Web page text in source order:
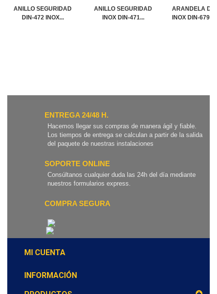
ANILLO SEGURIDAD
DIN-472 INOX...
ANILLO SEGURIDAD
INOX DIN-471...
ARANDELA
INOX DIN-
ENTREGA 24/48 H.
Hacemos llegar sus compras de manera ágil y fiable.
Los tiempos de entrega se calculan a partir de la salida
del paquete de nuestras instalaciones
SOPORTE ONLINE
Consúltanos cualquier duda las 24h del día mediante
nuestros formularios express.
COMPRA SEGURA
MI CUENTA
INFORMACIÓN